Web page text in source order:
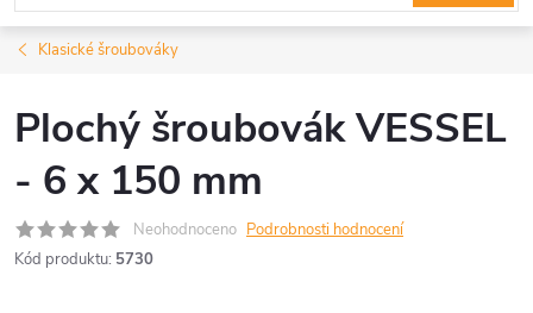
Klasické šroubováky
Plochý šroubovák VESSEL
- 6 x 150 mm
Neohodnoceno Podrobnosti hodnocení
Kód produktu: 5730